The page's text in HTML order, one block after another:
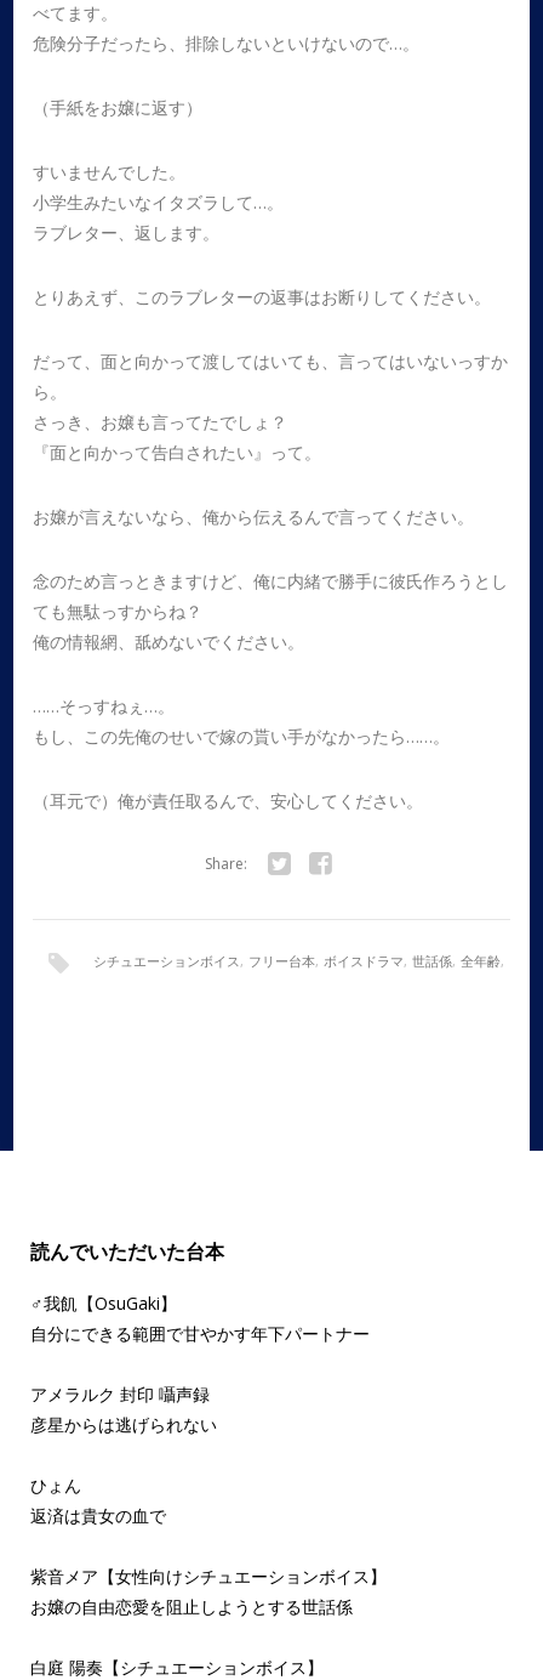
べてます。
危険分子だったら、排除しないといけないので…。
（手紙をお嬢に返す）
すいませんでした。
小学生みたいなイタズラして…。
ラブレター、返します。
とりあえず、このラブレターの返事はお断りしてください。
だって、面と向かって渡してはいても、言ってはいないっすか
ら。
さっき、お嬢も言ってたでしょ？
『面と向かって告白されたい』って。
お嬢が言えないなら、俺から伝えるんで言ってください。
念のため言っときますけど、俺に内緒で勝手に彼氏作ろうとし
ても無駄っすからね？
俺の情報網、舐めないでください。
……そっすねぇ…。
もし、この先俺のせいで嫁の貰い手がなかったら……。
（耳元で）俺が責任取るんで、安心してください。
Share:
シチュエーションボイス, フリー台本, ボイスドラマ, 世話係, 全年齢,
読んでいただいた台本
♂我飢【OsuGaki】
自分にできる範囲で甘やかす年下パートナー
アメラルク 封印 囁声録
彦星からは逃げられない
ひょん
返済は貴女の血で
紫音メア【女性向けシチュエーションボイス】
お嬢の自由恋愛を阻止しようとする世話係
白庭 陽奏【シチュエーションボイス】